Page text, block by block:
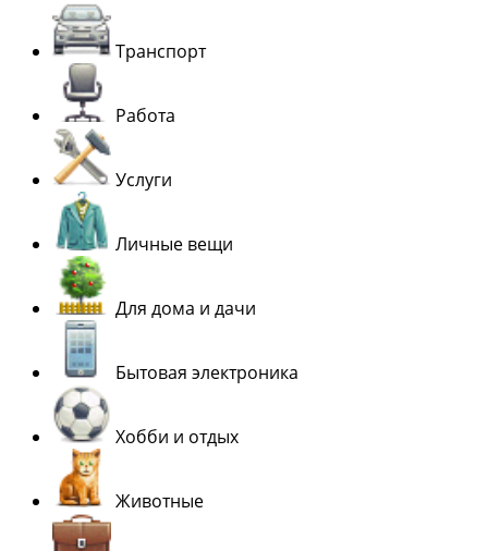
Транспорт
Работа
Услуги
Личные вещи
Для дома и дачи
Бытовая электроника
Хобби и отдых
Животные